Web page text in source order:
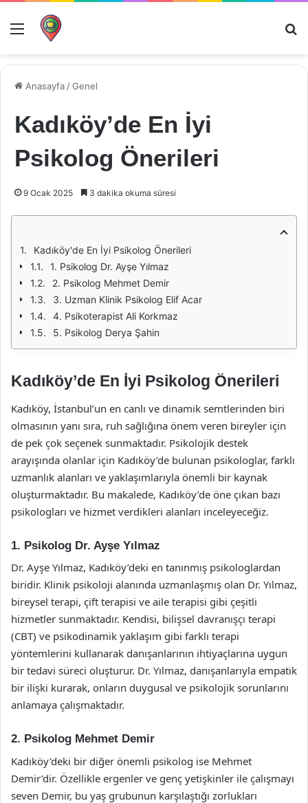
Menü
Anasayfa /Genel
Kadıköy’de En İyi
Psikolog Önerileri
9 Ocak 2025 3 dakika okuma süresi
Kadıköy'de En İyi Psikolog Önerileri
1. Psikolog Dr. Ayşe Yılmaz
2. Psikolog Mehmet Demir
3. Uzman Klinik Psikolog Elif Acar
4. Psikoterapist Ali Korkmaz
5. Psikolog Derya Şahin
Kadıköy’de En İyi Psikolog Önerileri
Kadıköy, İstanbul’un en canlı ve dinamik semtlerinden biri
olmasının yanı sıra, ruh sağlığına önem veren bireyler için
de pek çok seçenek sunmaktadır. Psikolojik destek
arayışında olanlar için Kadıköy’de bulunan psikologlar, farklı
uzmanlık alanları ve yaklaşımlarıyla önemli bir kaynak
oluşturmaktadır. Bu makalede, Kadıköy’de öne çıkan bazı
psikologları ve hizmet verdikleri alanları inceleyeceğiz.
1. Psikolog Dr. Ayşe Yılmaz
Dr. Ayşe Yılmaz, Kadıköy’deki en tanınmış psikologlardan
biridir. Klinik psikoloji alanında uzmanlaşmış olan Dr. Yılmaz,
bireysel terapi, çift terapisi ve aile terapisi gibi çeşitli
hizmetler sunmaktadır. Kendisi, bilişsel davranışçı terapi
(CBT) ve psikodinamik yaklaşım gibi farklı terapi
yöntemlerini kullanarak danışanlarının ihtiyaçlarına uygun
bir tedavi süreci oluşturur. Dr. Yılmaz, danışanlarıyla empatik
bir ilişki kurarak, onların duygusal ve psikolojik sorunlarını
anlamaya çalışmaktadır.
2. Psikolog Mehmet Demir
Kadıköy’deki bir diğer önemli psikolog ise Mehmet
Demir’dir. Özellikle ergenler ve genç yetişkinler ile çalışmayı
seven Demir, bu yaş grubunun karşılaştığı zorlukları